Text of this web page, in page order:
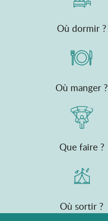
Où dormir ?
Où manger ?
Que faire ?
Où sortir ?